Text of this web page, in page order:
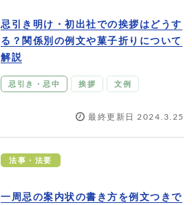
忌引き明け・初出社での挨拶はどうす
る？関係別の例文や菓子折りについて
解説
忌引き・忌中 挨拶 文例
最終更新日 2024.3.25
法事・法要
一周忌の案内状の書き方を例文つきで